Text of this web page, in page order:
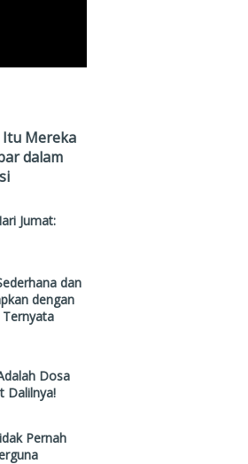
Mereka
dalam
Jumat:
dan
dengan
Ternyata
Dosa
Dalilnya!
Pernah